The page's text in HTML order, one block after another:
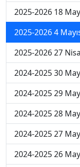
2025-2026 18
2025-2026 4
2025-2026 27
2024-2025 30
2024-2025 29
2024-2025 28
2024-2025 27
2024-2025 26